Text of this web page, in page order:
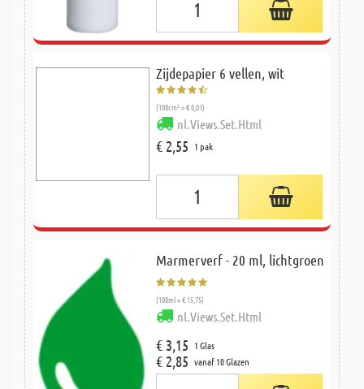
Zijdepapier 6 vellen, wit
(100cm² = € 0,01)
nl.Views.Set.Html
€ 2,55 1 pak
Marmerverf - 20 ml, lichtgroen
(100ml = € 15,75)
nl.Views.Set.Html
€ 3,15 1 Glas
€ 2,85 vanaf 10 Glazen